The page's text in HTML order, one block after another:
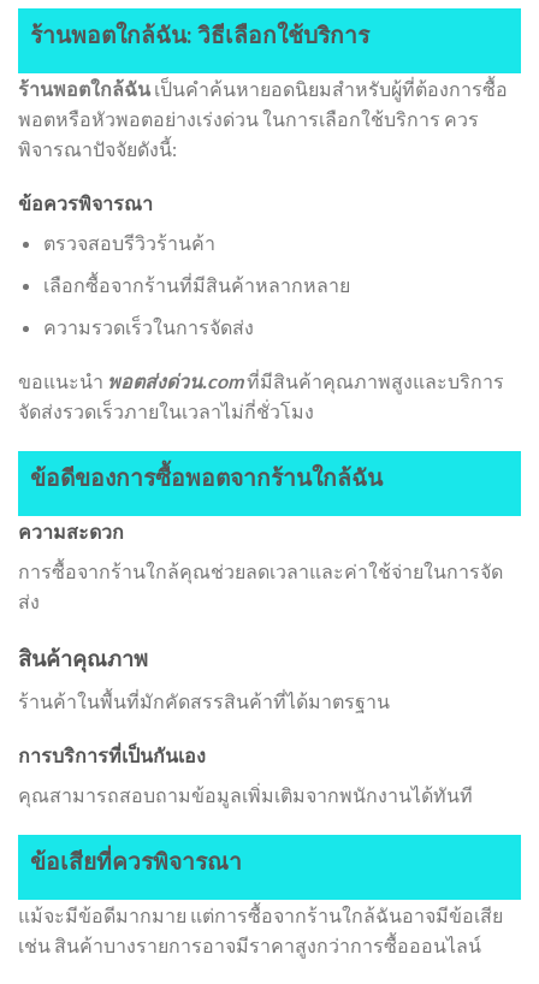
ร้านพอตใกล้ฉัน: วิธีเลือกใช้บริการ
ร้านพอตใกล้ฉัน เป็นคำค้นหายอดนิยมสำหรับผู้ที่ต้องการซื้อ
พอตหรือหัวพอตอย่างเร่งด่วน ในการเลือกใช้บริการ ควร
พิจารณาปัจจัยดังนี้:
ข้อควรพิจารณา
ตรวจสอบรีวิวร้านค้า
เลือกซื้อจากร้านที่มีสินค้าหลากหลาย
ความรวดเร็วในการจัดส่ง
ขอแนะนำ พอตส่งด่วน.comที่มีสินค้าคุณภาพสูงและบริการ
จัดส่งรวดเร็วภายในเวลาไม่กี่ชั่วโมง
ข้อดีของการซื้อพอตจากร้านใกล้ฉัน
ความสะดวก
การซื้อจากร้านใกล้คุณช่วยลดเวลาและค่าใช้จ่ายในการจัด
ส่ง
สินค้าคุณภาพ
ร้านค้าในพื้นที่มักคัดสรรสินค้าที่ได้มาตรฐาน
การบริการที่เป็นกันเอง
คุณสามารถสอบถามข้อมูลเพิ่มเติมจากพนักงานได้ทันที
ข้อเสียที่ควรพิจารณา
แม้จะมีข้อดีมากมาย แต่การซื้อจากร้านใกล้ฉันอาจมีข้อเสีย
เช่น สินค้าบางรายการอาจมีราคาสูงกว่าการซื้อออนไลน์